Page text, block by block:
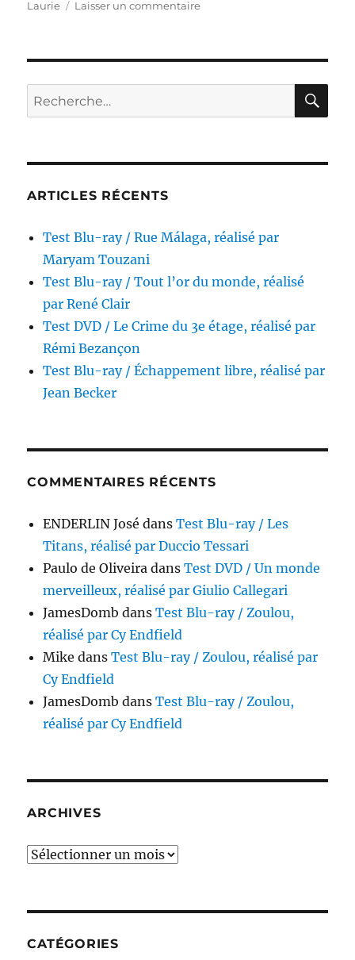
Laurie Laisser un commentairesur
Rendez-
avec
Recherche
pour :
ARTICLES RÉCENTS
Test Blu-ray / Rue Málaga, réalisé par
Maryam Touzani
Test Blu-ray / Tout l’or du monde, réalisé
par René Clair
Test DVD / Le Crime du 3e étage, réalisé par
Rémi Bezançon
Test Blu-ray / Échappement libre, réalisé par
Jean Becker
COMMENTAIRES RÉCENTS
ENDERLIN José dansTest Blu-ray / Les
Titans, réalisé par Duccio Tessari
Paulo de Oliveira dansTest DVD / Un monde
merveilleux, réalisé par Giulio Callegari
JamesDomb dansTest Blu-ray / Zoulou,
réalisé par Cy Endfield
Mike dansTest Blu-ray / Zoulou, réalisé par
Cy Endfield
JamesDomb dansTest Blu-ray / Zoulou,
réalisé par Cy Endfield
ARCHIVES
Archives
CATÉGORIES